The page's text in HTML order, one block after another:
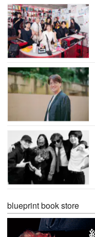
blueprint book store